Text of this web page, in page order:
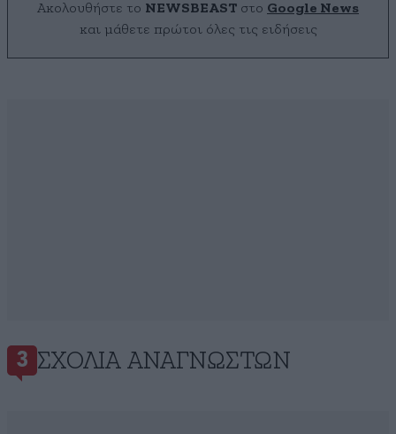
Ακολουθήστε το NEWSBEAST στο Google News
και μάθετε πρώτοι όλες τις ειδήσεις
3 ΣΧΌΛΙΑ ΑΝΑΓΝΩΣΤΏΝ